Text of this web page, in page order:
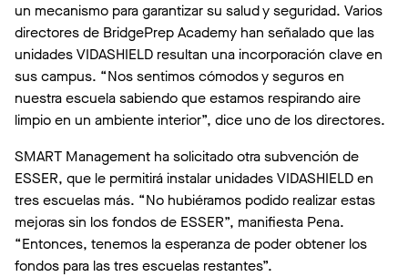
un mecanismo para garantizar su salud y seguridad. Varios
directores de BridgePrep Academy han señalado que las
unidades VIDASHIELD resultan una incorporación clave en
sus campus. “Nos sentimos cómodos y seguros en
nuestra escuela sabiendo que estamos respirando aire
limpio en un ambiente interior”, dice uno de los directores.
SMART Management ha solicitado otra subvención de
ESSER, que le permitirá instalar unidades VIDASHIELD en
tres escuelas más. “No hubiéramos podido realizar estas
mejoras sin los fondos de ESSER”, manifiesta Pena.
“Entonces, tenemos la esperanza de poder obtener los
fondos para las tres escuelas restantes”.